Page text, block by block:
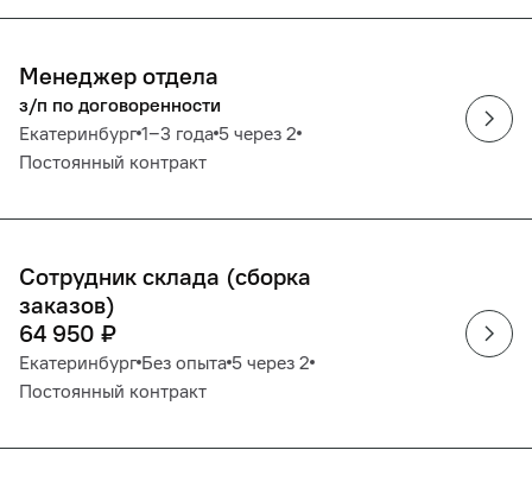
Менеджер отдела
з/п по договоренности
Екатеринбург 1‒3 года 5 через 2
Постоянный контракт
Сотрудник склада (сборка
заказов)
64 950 ₽
Екатеринбург Без опыта 5 через 2
Постоянный контракт